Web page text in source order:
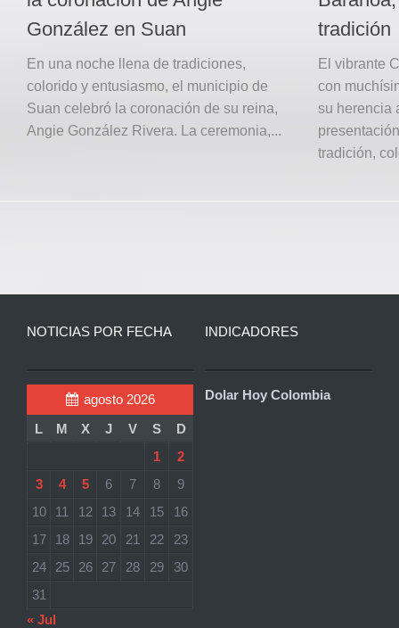
González en Suan
En una noche llena de tradiciones,
colorido y entusiasmo, el municipio de
Suan celebró la coronación de su reina,
Angie González Rivera. La ceremonia,...
tradición
El vibrante
con
su herencia
tradición,
NOTICIAS POR FECHA
agosto 2026
L
M X J V S
D
1
2
3
4 5 6 7 8
9
10
11 12 13 14 15
16
17
18 19 20 21 22
23
24
25 26 27 28 29
30
31
« Jul
INDICADORES
Dolar Hoy Colombia